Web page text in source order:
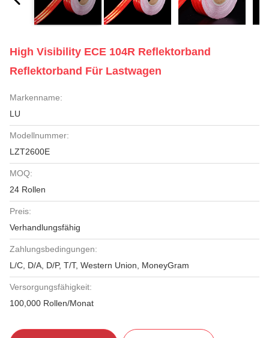
High Visibility ECE 104R Reflektorband
Reflektorband Für Lastwagen
Markenname:
LU
Modellnummer:
LZT2600E
MOQ:
24 Rollen
Preis:
Verhandlungsfähig
Zahlungsbedingungen:
L/C, D/A, D/P, T/T, Western Union, MoneyGram
Versorgungsfähigkeit:
100,000 Rollen/Monat